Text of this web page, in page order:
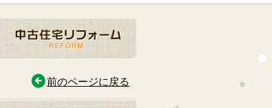
前のページに戻る